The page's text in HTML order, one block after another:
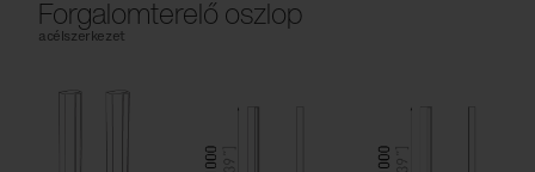
Forgalomterelő oszlop
acélszerkezet